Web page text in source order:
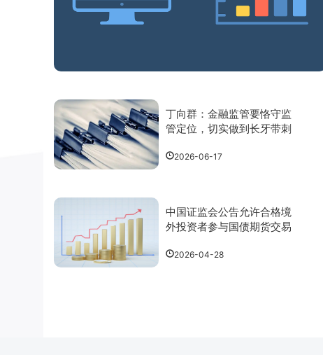
丁向群：金融监管要恪守监
管定位，切实做到长牙带刺
2026-06-17
中国证监会公告允许合格境
外投资者参与国债期货交易
2026-04-28